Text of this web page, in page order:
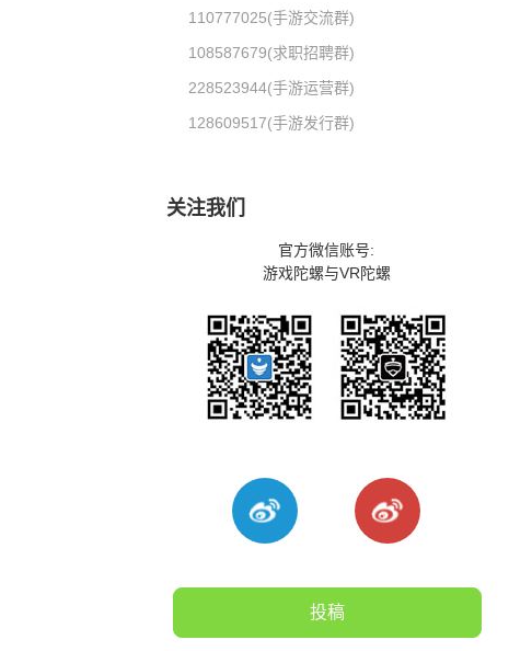
110777025(手游交流群)
108587679(求职招聘群)
228523944(手游运营群)
128609517(手游发行群)
关注我们
官方微信账号:
游戏陀螺与VR陀螺
投稿